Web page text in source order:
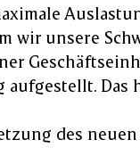
wir unsere
Das
des